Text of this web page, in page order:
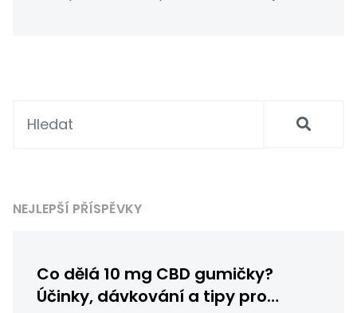
THCV.
NEJLEPŠÍ PŘÍSPĚVKY
Co dělá 10 mg CBD gumičky?
Účinky, dávkování a tipy pro